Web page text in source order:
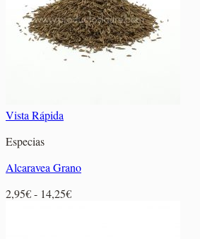
47,80€
Vista Rápida
Especias
Alcaravea Grano
2,95€- 14,25€Rango